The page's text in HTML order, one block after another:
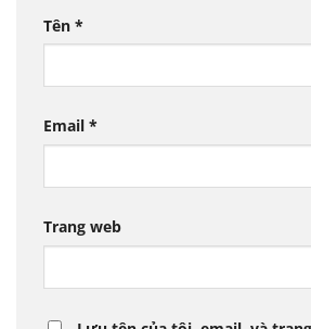
Tên *
Email *
Trang web